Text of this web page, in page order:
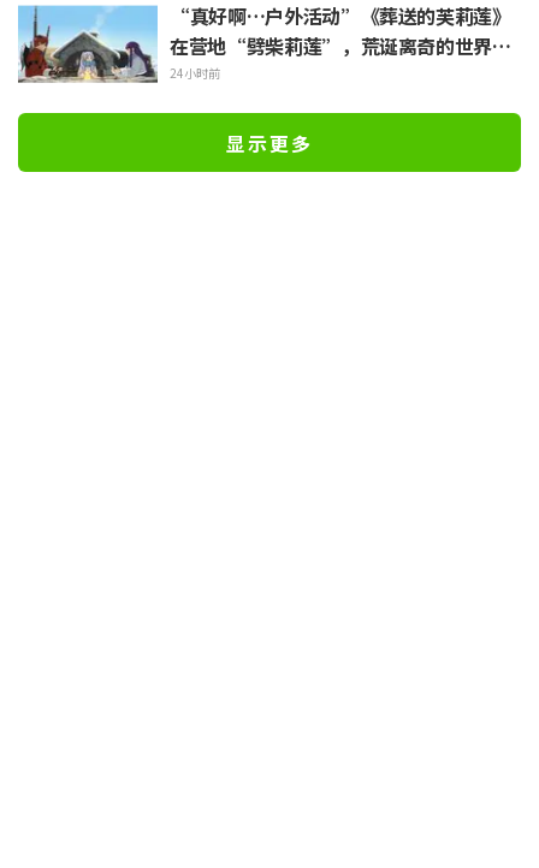
“真好啊…户外活动”《葬送的芙莉莲》
在营地“劈柴莉莲”，荒诞离奇的世界观
引发“每天都很充实呢”的反响
24小时前
显示更多